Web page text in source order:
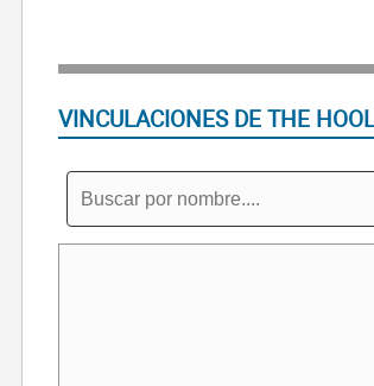
VINCULACIONES DE THE